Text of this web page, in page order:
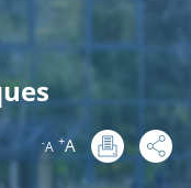
-A +A
: